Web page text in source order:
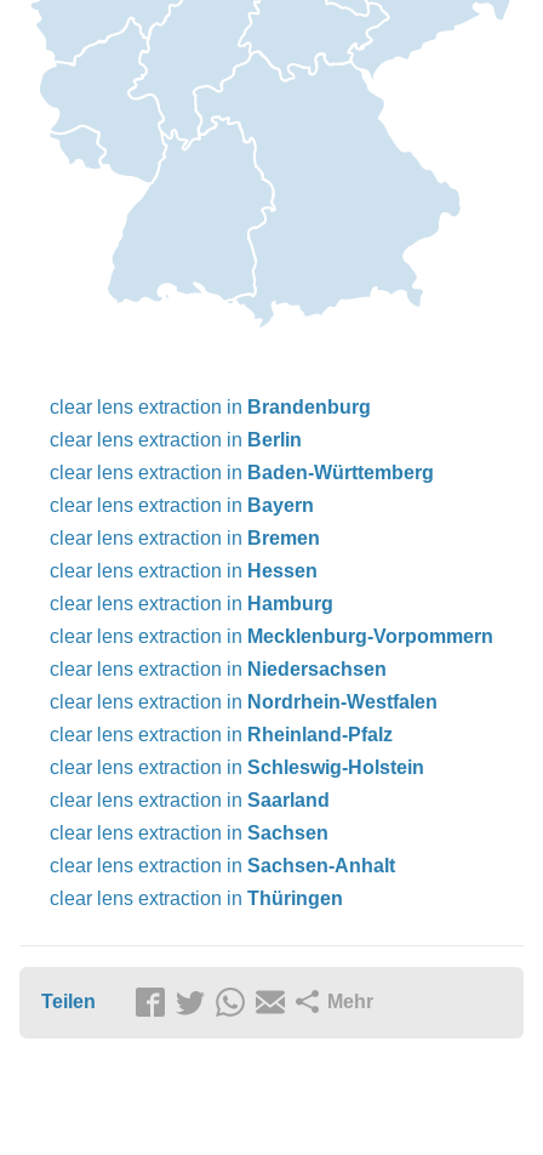
clear lens extraction in Brandenburg
clear lens extraction in Berlin
clear lens extraction in Baden-Württemberg
clear lens extraction in Bayern
clear lens extraction in Bremen
clear lens extraction in Hessen
clear lens extraction in Hamburg
clear lens extraction in Mecklenburg-Vorpommern
clear lens extraction in Niedersachsen
clear lens extraction in Nordrhein-Westfalen
clear lens extraction in Rheinland-Pfalz
clear lens extraction in Schleswig-Holstein
clear lens extraction in Saarland
clear lens extraction in Sachsen
clear lens extraction in Sachsen-Anhalt
clear lens extraction in Thüringen
Teilen Mehr